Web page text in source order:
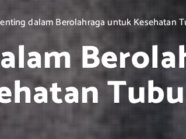
dalam Berolahraga untuk Kesehatan